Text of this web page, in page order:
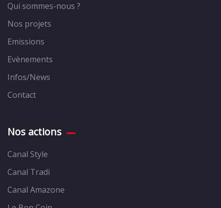
Qui sommes-nous ?
Nos projets
Emissions
Evènements
Infos/News
Contact
Nos actions
Canal Style
Canal Tradi
Canal Amazone